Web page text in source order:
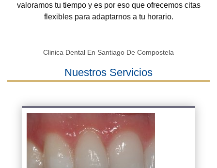
valoramos tu tiempo y es por eso que ofrecemos citas
flexibles para adaptarnos a tu horario.
Clinica Dental En Santiago De Compostela
Nuestros Servicios